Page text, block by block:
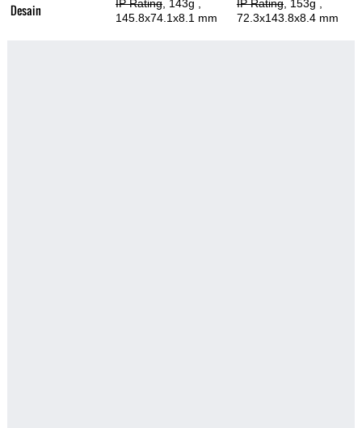
Desain IP Rating, 143g
145.8x74.1x8.1 mm
IP Rating, 153g
72.3x143.8x8.4 mm